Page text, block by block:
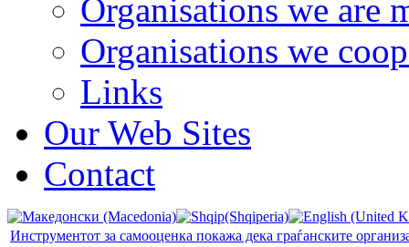
Organisations we are
Organisations we
Links
Our Web Sites
Contact
Инструментот за самооценка покажа дека граѓанските